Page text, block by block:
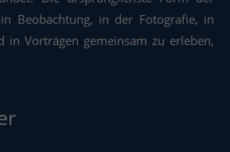
Beobachtung, in der Fotografie, in
in Vorträgen gemeinsam zu erleben,